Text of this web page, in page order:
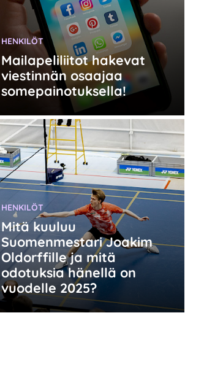
Mailapeliliitot hakevat
viestinnän osaajaa
somepainotuksella!
KATEGORIA:
HENKILÖT
Mitä kuuluu
Suomenmestari Joakim
Oldorffille ja mitä
odotuksia hänellä on
vuodelle 2025?
KATEGORIA:
HENKILÖT